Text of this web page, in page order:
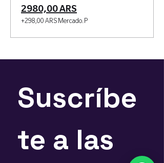
2980,00 ARS
+298,00 ARS Mercado.P
Suscríbe
te a las